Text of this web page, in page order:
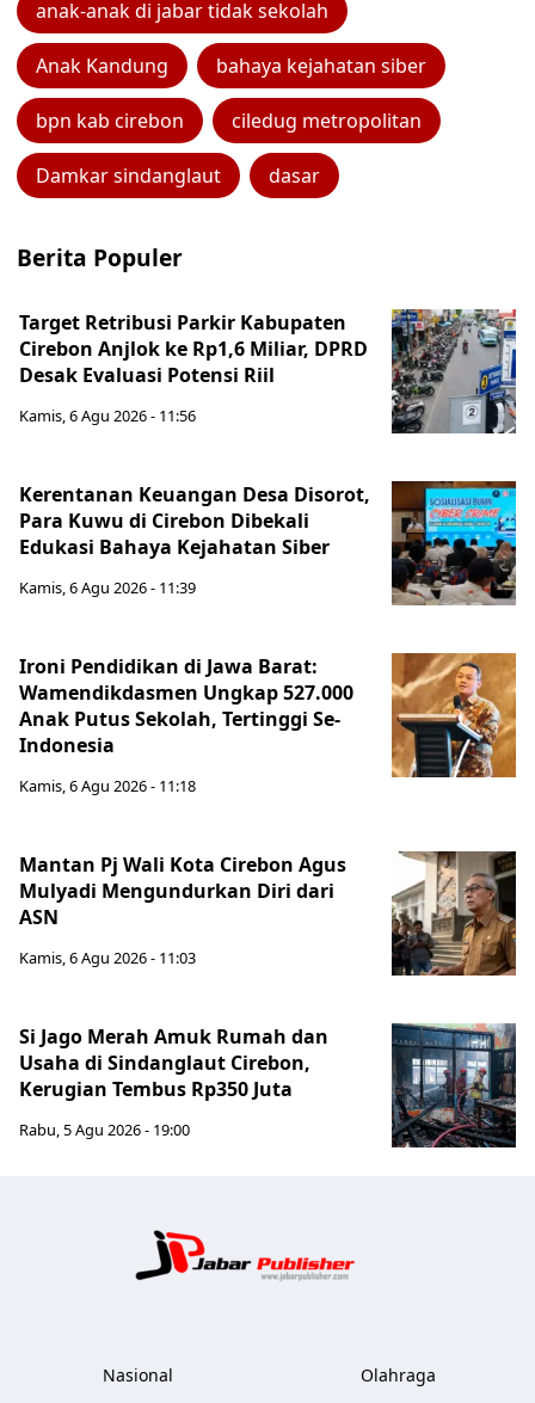
anak-anak di jabar tidak sekolah
Anak Kandung bahaya kejahatan siber
bpn kab cirebon ciledug metropolitan
Damkar sindanglaut dasar
Berita Populer
Target Retribusi Parkir Kabupaten
Cirebon Anjlok ke Rp1,6 Miliar, DPRD
Desak Evaluasi Potensi Riil
Kamis, 6 Agu 2026 - 11:56
Kerentanan Keuangan Desa Disorot,
Para Kuwu di Cirebon Dibekali
Edukasi Bahaya Kejahatan Siber
Kamis, 6 Agu 2026 - 11:39
Ironi Pendidikan di Jawa Barat:
Wamendikdasmen Ungkap 527.000
Anak Putus Sekolah, Tertinggi Se-
Indonesia
Kamis, 6 Agu 2026 - 11:18
Mantan Pj Wali Kota Cirebon Agus
Mulyadi Mengundurkan Diri dari
ASN
Kamis, 6 Agu 2026 - 11:03
Si Jago Merah Amuk Rumah dan
Usaha di Sindanglaut Cirebon,
Kerugian Tembus Rp350 Juta
Rabu, 5 Agu 2026 - 19:00
Nasional Olahraga